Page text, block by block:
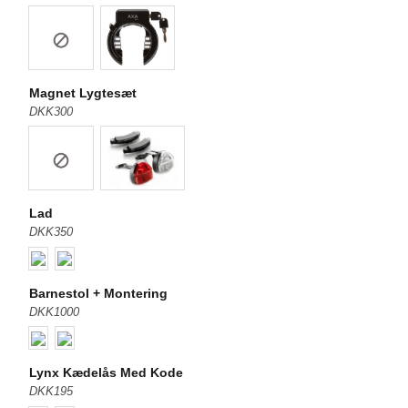
Magnet Lygtesæt
DKK300
Lad
DKK350
Barnestol + Montering
DKK1000
Lynx Kædelås Med Kode
DKK195